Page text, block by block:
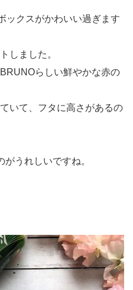
ックスがかわいい過ぎます
しました。
らしい鮮やかな赤の
いて、フタに高さがあるの
うれしいですね。